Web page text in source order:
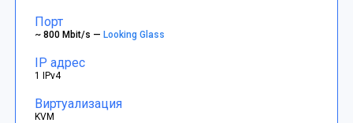
Порт
~ 800 Mbit/s —Looking Glass
IP адрес
1 IPv4
Виртуализация
KVM